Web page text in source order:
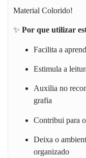
Material Colorido!
✨ Por que utilizar
Facilita a
Estimula a
Auxilia no
grafia
Contribui para
Deixa o
organizado